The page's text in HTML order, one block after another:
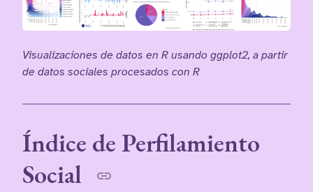
Visualizaciones de datos en R usando ggplot2, a partir
de datos sociales procesados con R
Índice de Perfilamiento
Social